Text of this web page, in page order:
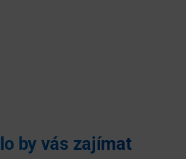
by vás zajímat